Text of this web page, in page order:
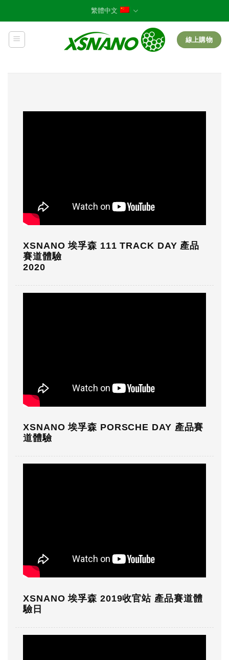
content
繁體中文
線上購物
XSNANO 埃孚森 111 TRACK DAY 產品
賽道體驗
2020
XSNANO 埃孚森 PORSCHE DAY 產品賽
道體驗
XSNANO 埃孚森 2019收官站 產品賽道體
驗日